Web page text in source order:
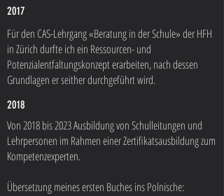
2017
Für den CAS-Lehrgang «Beratung in der Schule» der HFH
in Zürich durfte ich ein Ressourcen- und
Potenzialentfaltungskonzept erarbeiten, nach dessen
Grundlagen er seither durchgeführt wird.
2018
Von 2018 bis 2023 Ausbildung von Schulleitungen und
Lehrpersonen im Rahmen einer Zertifikatsausbildung zum
Kompetenzexperten.
Übersetzung meines ersten Buches ins Polnische: